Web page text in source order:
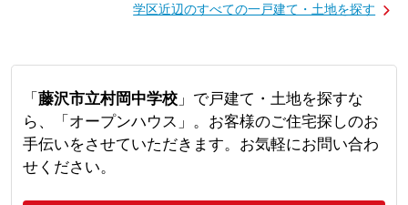
学区近辺のすべての一戸建て・土地を探す
「 藤沢市立村岡中学校」で戸建て・土地を探すな
ら、「オープンハウス」。お客様のご住宅探しのお
手伝いをさせていただきます。お気軽にお問い合わ
せください。